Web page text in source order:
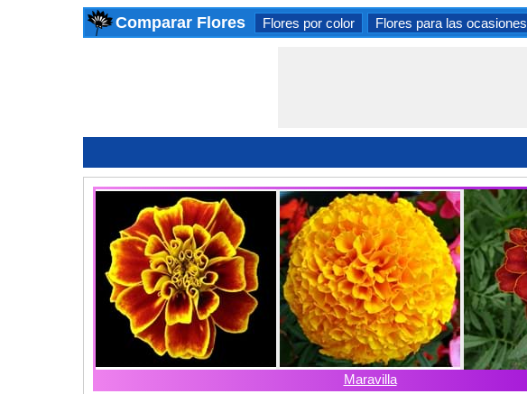
Comparar Flores Flores por color Flores para las ocasiones
Maravilla